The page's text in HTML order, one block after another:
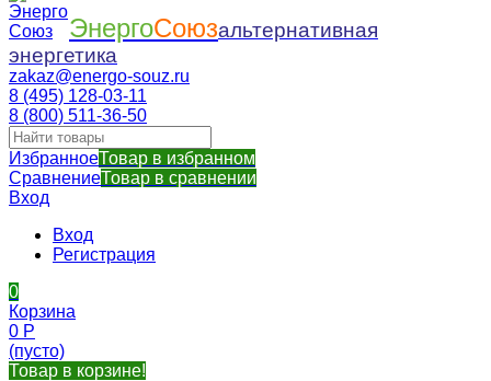
ЭнергоСоюзальтернативная
энергетика
zakaz@energo-souz.ru
8 (495) 128-03-11
8 (800) 511-36-50
ИзбранноеТовар в избранном
СравнениеТовар в сравнении
Вход
Вход
Регистрация
0
Корзина
0 Р
(пусто)
Товар в корзине!